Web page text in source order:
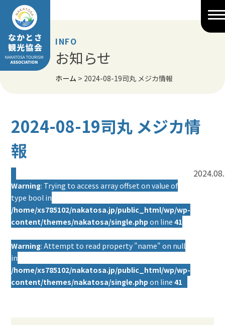
Skip
content
INFO
お知らせ
ホーム > 2024-08-19司丸 メジカ情報
2024-08-19司丸 メジカ情
報
Warning: Trying to access array offset on value of
type bool in
/home/xs785102/nakatosa.jp/public_html/wp/wp-
content/themes/nakatosa/single.php on line41
Warning: Attempt to read property "name" on null
in
/home/xs785102/nakatosa.jp/public_html/wp/wp-
content/themes/nakatosa/single.php on line41